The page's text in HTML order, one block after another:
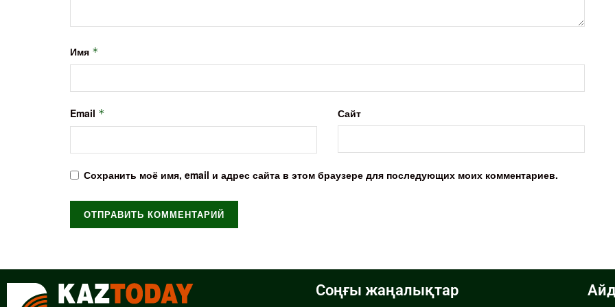
Имя *
Email * Сайт
Сохранить моё имя, email и адрес сайта в этом браузере для последующих моих комментариев.
Соңғы жаңалықтар